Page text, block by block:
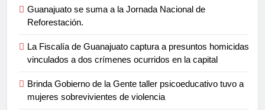
Guanajuato se suma a la Jornada Nacional de
Reforestación.
La Fiscalía de Guanajuato captura a presuntos homicidas
vinculados a dos crímenes ocurridos en la capital
Brinda Gobierno de la Gente taller psicoeducativo tuvo a
mujeres sobrevivientes de violencia